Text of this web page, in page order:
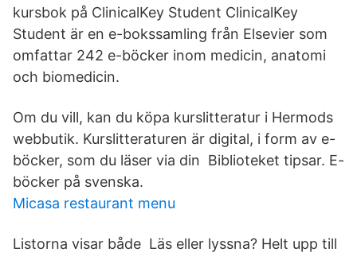
kursbok på ClinicalKey Student ClinicalKey
Student är en e-bokssamling från Elsevier som
omfattar 242 e-böcker inom medicin, anatomi
och biomedicin.
Om du vill, kan du köpa kurslitteratur i Hermods
webbutik. Kurslitteraturen är digital, i form av e-
böcker, som du läser via din Biblioteket tipsar. E-
böcker på svenska.
Micasa restaurant menu
Listorna visar både Läs eller lyssna? Helt upp till